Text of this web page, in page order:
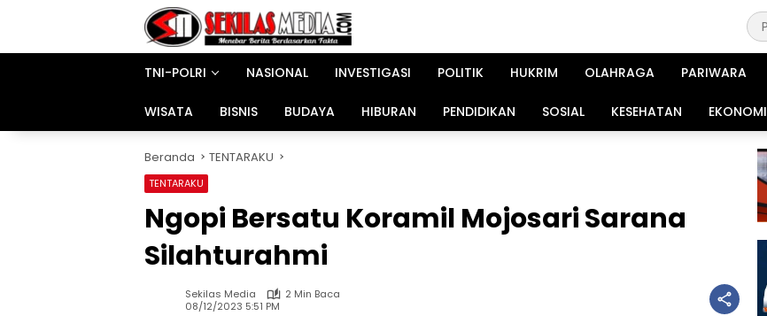
TNI-POLRI
NASIONAL INVESTIGASI POLITIK HUKRIM OLAHRAGA PARIWARA
WISATA BISNIS BUDAYA HIBURAN PENDIDIKAN SOSIAL KESEHATAN EKONOMI
Beranda TENTARAKU
TENTARAKU
Ngopi Bersatu Koramil Mojosari Sarana
Silahturahmi
Sekilas Media
2 Min Baca
08/12/2023 5:51 PM